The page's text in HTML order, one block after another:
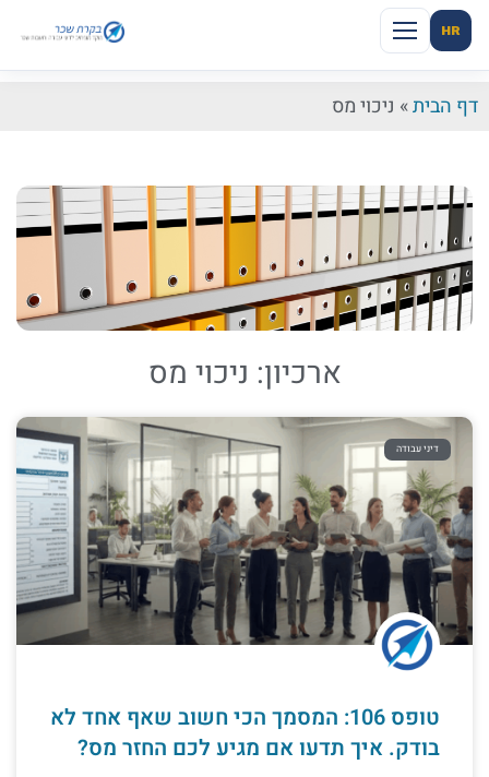
HR
דף הבית» ניכוי מס
ארכיון: ניכוי מס
דיני עבודה
טופס 106: המסמך הכי חשוב שאף אחד לא
בודק. איך תדעו אם מגיע לכם החזר מס?